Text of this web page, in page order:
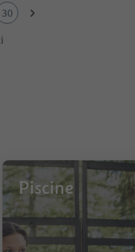
30
Piscine